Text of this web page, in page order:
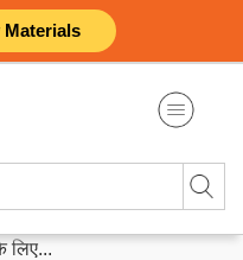
Materials
लिए...